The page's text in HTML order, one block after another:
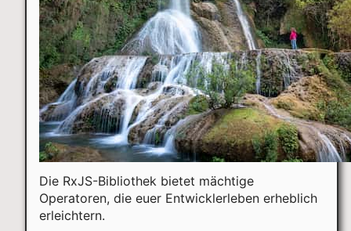
Die RxJS-Bibliothek bietet mächtige
Operatoren, die euer Entwicklerleben erheblich
erleichtern.